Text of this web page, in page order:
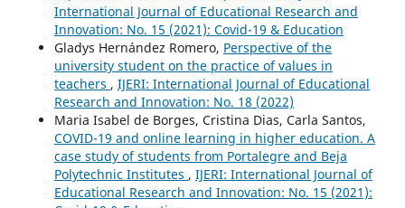
International Journal of Educational Research and
Innovation: No. 15 (2021): Covid-19 & Education
Gladys Hernández Romero, Perspective of the
university student on the practice of values in
teachers , IJERI: International Journal of Educational
Research and Innovation: No. 18 (2022)
Maria Isabel de Borges, Cristina Dias, Carla Santos,
COVID-19 and online learning in higher education. A
case study of students from Portalegre and Beja
Polytechnic Institutes , IJERI: International Journal of
Educational Research and Innovation: No. 15 (2021):